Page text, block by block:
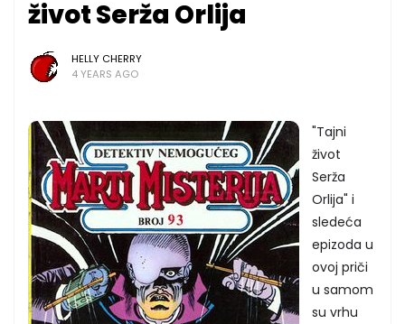
život Serža Orlija
HELLY CHERRY
4 YEARS AGO
"Tajni
život
Serža
Orlija" i
sledeća
epizoda u
ovoj priči
u samom
su vrhu